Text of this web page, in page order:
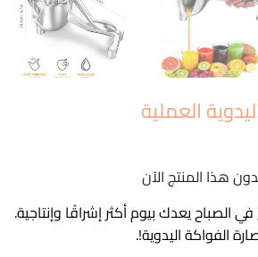
العملية
الصباح يعدك بيوم أكثر إشراقًا وإنتاجية.
الفواكة اليدوية!.